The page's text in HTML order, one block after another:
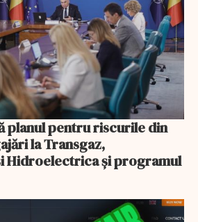
planul pentru riscurile din
la Transgaz,
Hidroelectrica și programul